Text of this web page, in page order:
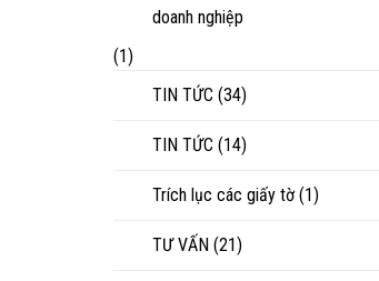
doanh nghiệp
(1)
TIN TỨC (34)
TIN TỨC (14)
Trích lục các giấy tờ (1)
TƯ VẤN (21)